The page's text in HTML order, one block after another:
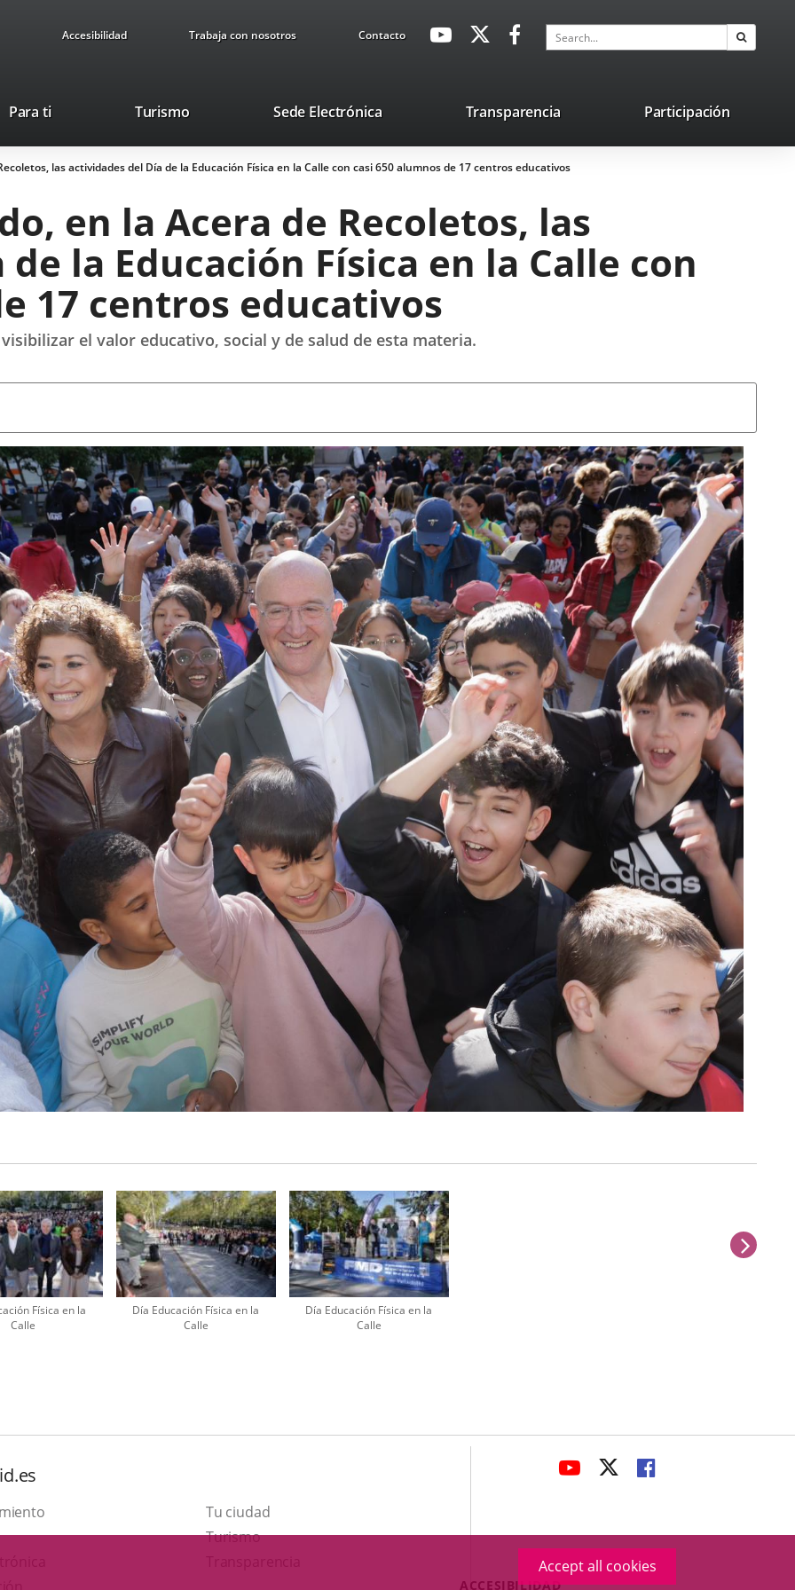
Accept all cookies
Accesibilidad Trabaja con nosotros ContactoavaHeaderSocial
Link
Link
application.
application.
Search
Para ti TurismoThis
will
open
pop-
window.
Sede ElectrónicaLink
external
application.
Transparencia Participación
las actividades del Día de la Educación Física en la Calle con casi 650 alumnos de 17 centros educativos
en la Acera de Recoletos, las
la Educación Física en la Calle con
17 centros educativos
el valor educativo, social y de salud de esta materia.
Física en la
Calle
Día Educación Física en la
Calle
Día Educación Física en la
Calle
next
Tu ciudad
TurismoThis
LINK
APPLICATION.
LINK
APPLICATION.
LINK
APPLICATION.
Menú
ACCESIBILIDAD